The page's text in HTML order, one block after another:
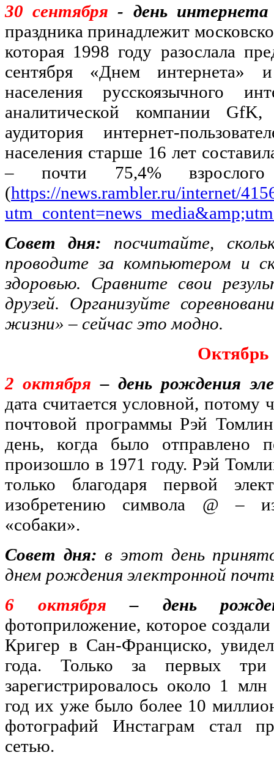
30 сентября - день интернета
праздника принадлежит
которая 1998 году разослала
сентября «Днем интернета»
населения русскоязычного
аналитической компании
аудитория интернет-
населения старше 16 лет
– почти 75,4% взрослого
(https://news.rambler.ru/internet/
Совет дня:
посчитайте,
проводите за компьютером и
здоровью. Сравните свои
друзей. Организуйте
жизни» – сейчас это модно.
Октябрь
2 октября – день рождения
дата считается условной, потому
почтовой программы Рэй
день, когда было отправлено
произошло в 1971 году. Рэй
только благодаря первой
изобретению символа @ –
«собаки».
Совет дня: в этот день
днем рождения электронной
6 октября – день
фотоприложение, которое
Кригер в Сан-Франциско,
года. Только за первых
зарегистрировалось около 1 млн
год их уже было более 10
фотографий Инстаграм стал
сетью.